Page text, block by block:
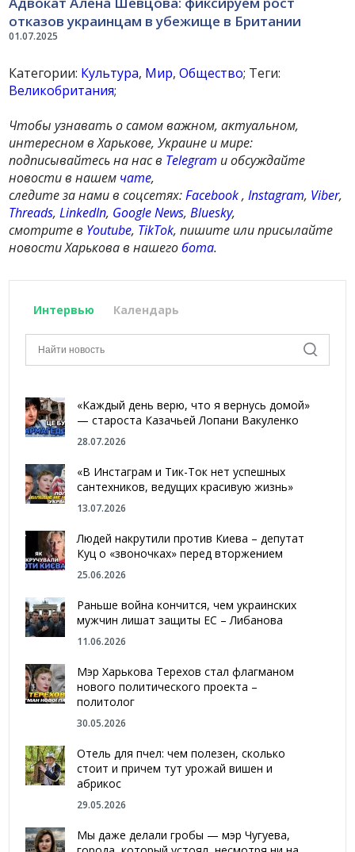
01.07.2025
отказов украинцам в убежище в Британии
Категории: Культура, Мир,Общество; Теги:
Великобритания;
Чтобы узнавать о самом важном, актуальном,
интересном в Харькове, Украине и мире:
подписывайтесь на нас в Telegram и обсуждайте
новости в нашем чате,
следите за нами в соцсетях:Facebook,Instagram, Viber,
Threads,LinkedIn, Google News,Bluesky,
смотрите в Youtube, TikTok, пишите или присылайте
новости Харькова в нашегобота.
Интервью Календарь
«Каждый день верю, что я вернусь домой»
— староста Казачьей Лопани Вакуленко
28.07.2026
«В Инстаграм и Тик-Ток нет успешных
сантехников, ведущих красивую жизнь»
13.07.2026
Людей накрутили против Киева – депутат
Куц о «звоночках» перед вторжением
25.06.2026
Раньше война кончится, чем украинских
мужчин лишат защиты ЕС – Либанова
11.06.2026
Мэр Харькова Терехов стал флагманом
нового политического проекта –
политолог
30.05.2026
Отель для пчел: чем полезен, сколько
стоит и причем тут урожай вишен и
абрикос
29.05.2026
Мы даже делали гробы — мэр Чугуева,